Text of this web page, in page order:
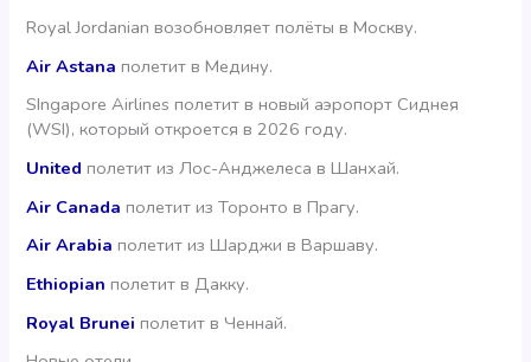
Royal Jordanian возобновляет полёты в Москву.
Air Astana полетит в Медину.
SIngapore Airlines полетит в новый аэропорт Сиднея
(WSI), который откроется в 2026 году.
United полетит из Лос-Анджелеса в Шанхай.
Air Canada полетит из Торонто в Прагу.
Air Arabia полетит из Шарджи в Варшаву.
Ethiopian полетит в Дакку.
Royal Brunei полетит в Ченнай.